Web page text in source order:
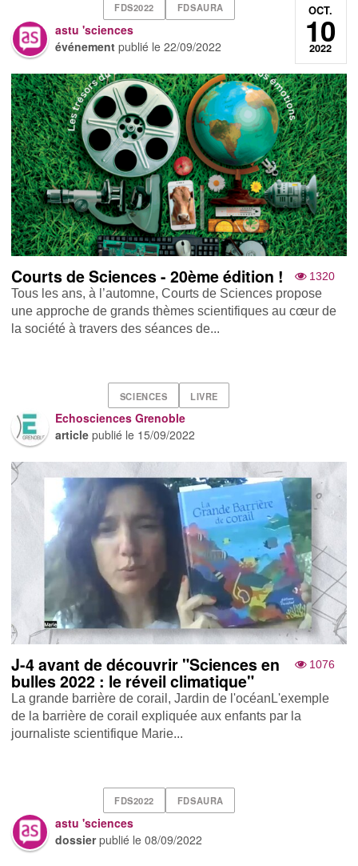
FDS2022 FDSAURA
astu 'sciences
événement publié le22/09/2022
OCT.
10
2022
1320
Courts de Sciences - 20ème édition !
Tous les ans, à l’automne, Courts de Sciences propose
une approche de grands thèmes scientifiques au cœur de
la société à travers des séances de...
SCIENCES LIVRE
Echosciences Grenoble
article publié le 15/09/2022
1076
J-4 avant de découvrir "Sciences en
bulles 2022 : le réveil climatique"
La grande barrière de corail, Jardin de l'océanL'exemple
de la barrière de corail expliquée aux enfants par la
journaliste scientifique Marie...
FDS2022 FDSAURA
astu 'sciences
dossierpublié le08/09/2022